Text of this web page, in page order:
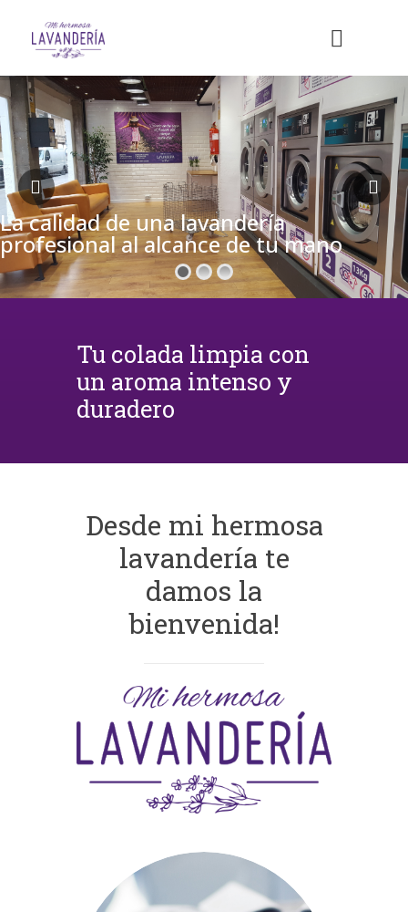
La calidad de una lavandería
profesional al alcance de tu mano
Tu colada limpia con
un aroma intenso y
duradero
Desde mi hermosa
lavandería te
damos la
bienvenida!